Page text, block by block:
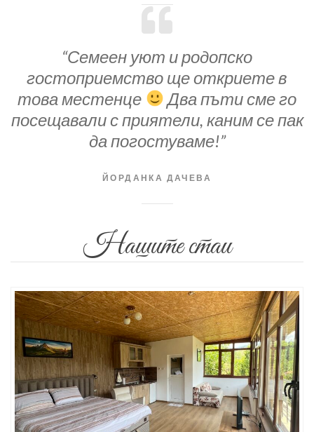
“Семеен уют и родопско
гостоприемство ще откриете в
това местенце
Два пъти сме го
посещавали с приятели, каним се пак
да погостуваме!”
ЙОРДАНКА ДАЧЕВА
Нашите стаи